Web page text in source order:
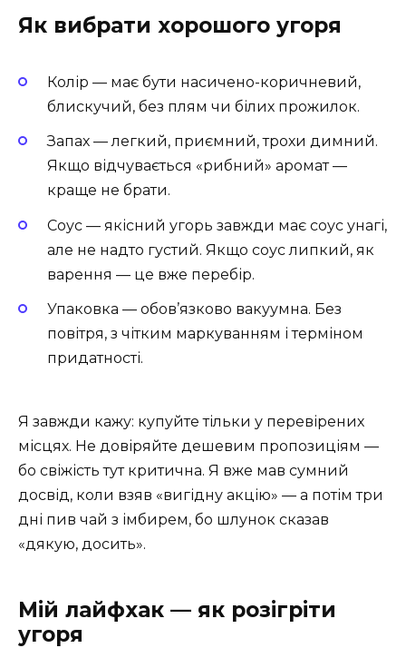
Як вибрати хорошого угоря
Колір — має бути насичено-коричневий,
блискучий, без плям чи білих прожилок.
Запах — легкий, приємний, трохи димний.
Якщо відчувається «рибний» аромат —
краще не брати.
Соус — якісний угорь завжди має соус унагі,
але не надто густий. Якщо соус липкий, як
варення — це вже перебір.
Упаковка — обов’язково вакуумна. Без
повітря, з чітким маркуванням і терміном
придатності.
Я завжди кажу: купуйте тільки у перевірених
місцях. Не довіряйте дешевим пропозиціям —
бо свіжість тут критична. Я вже мав сумний
досвід, коли взяв «вигідну акцію» — а потім три
дні пив чай з імбирем, бо шлунок сказав
«дякую, досить».
Мій лайфхак — як розігріти
угоря